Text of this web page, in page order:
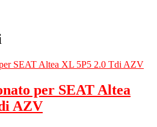
per SEAT Altea
AZV